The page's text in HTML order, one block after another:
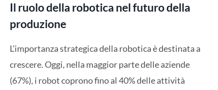
Il ruolo della robotica nel futuro della
produzione
L’importanza strategica della robotica è destinata a
crescere. Oggi, nella maggior parte delle aziende
(67%), i robot coprono fino al 40% delle attività